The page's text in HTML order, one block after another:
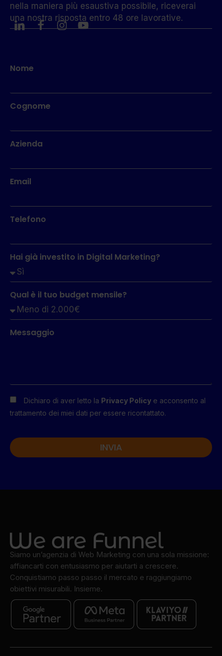
nella maniera più esaustiva possibile, riceverai
una nostra risposta entro 48 ore lavorative.
Nome
Cognome
Azienda
Email
Telefono
Hai già investito in Digital Marketing?
Qual è il tuo budget mensile?
Messaggio
Dichiaro di aver letto la Privacy Policy e acconsento al
trattamento dei miei dati per essere ricontattato.
INVIA
Siamo un’agenzia di Web Marketing con una sola missione:
affiancarti con entusiasmo per aiutarti a crescere.
Conquistiamo passo passo il mercato e raggiungiamo
obiettivi misurabili. Insieme.